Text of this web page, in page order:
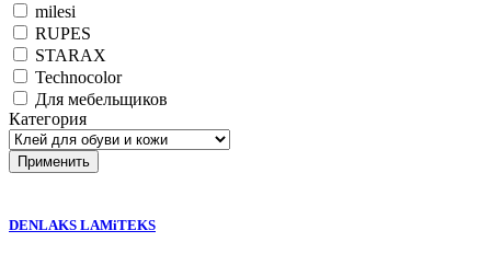
milesi
RUPES
STARAX
Technocolor
Для мебельщиков
Категория
DENLAKS LAMiTEKS